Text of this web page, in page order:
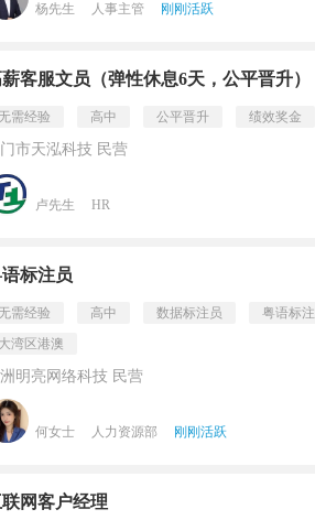
杨先生 人事主管 刚刚活跃
客服文员（弹性休息6天，公平晋升）
需经验 高中 公平晋升 绩效奖金
市天泓科技 民营
卢先生 HR
标注员
需经验 高中 数据标注员 粤语标注
湾区港澳
明亮网络科技 民营
何女士 人力资源部 刚刚活跃
网客户经理